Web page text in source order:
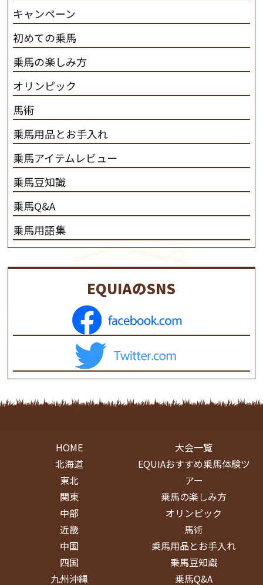
キャンペーン
初めての乗馬
乗馬の楽しみ方
オリンピック
馬術
乗馬用品とお手入れ
乗馬アイテムレビュー
乗馬豆知識
乗馬Q&A
乗馬用語集
EQUIAのSNS
HOME
北海道
東北
関東
中部
近畿
中国
四国
九州沖縄
大会一覧
EQUIAおすすめ乗馬体験ツ
アー
乗馬の楽しみ方
オリンピック
馬術
乗馬用品とお手入れ
乗馬豆知識
乗馬Q&A